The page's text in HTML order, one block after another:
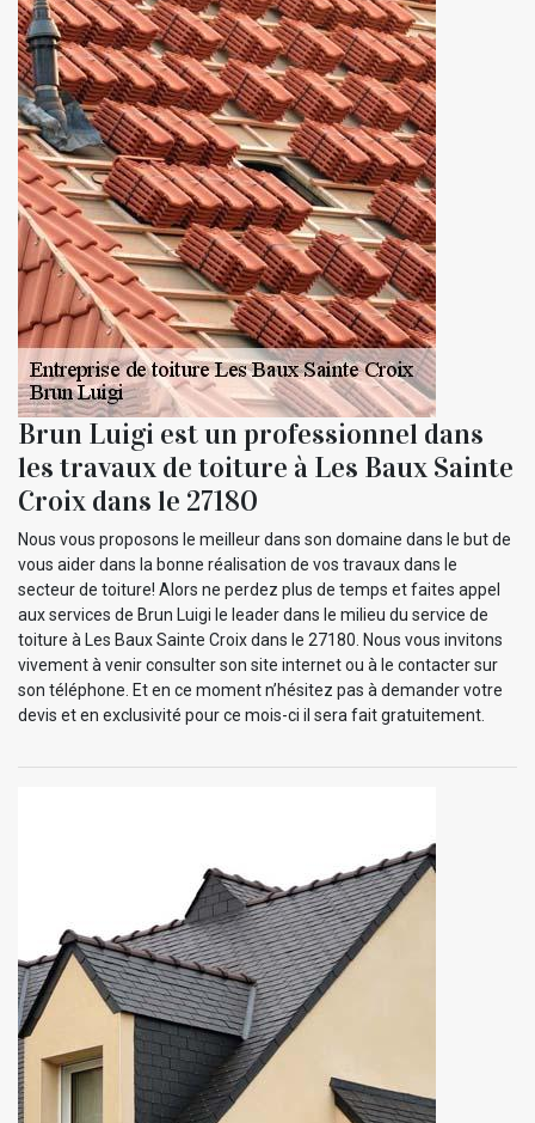
Brun Luigi est un professionnel dans
les travaux de toiture à Les Baux Sainte
Croix dans le 27180
Nous vous proposons le meilleur dans son domaine dans le but de
vous aider dans la bonne réalisation de vos travaux dans le
secteur de toiture! Alors ne perdez plus de temps et faites appel
aux services de Brun Luigi le leader dans le milieu du service de
toiture à Les Baux Sainte Croix dans le 27180. Nous vous invitons
vivement à venir consulter son site internet ou à le contacter sur
son téléphone. Et en ce moment n’hésitez pas à demander votre
devis et en exclusivité pour ce mois-ci il sera fait gratuitement.